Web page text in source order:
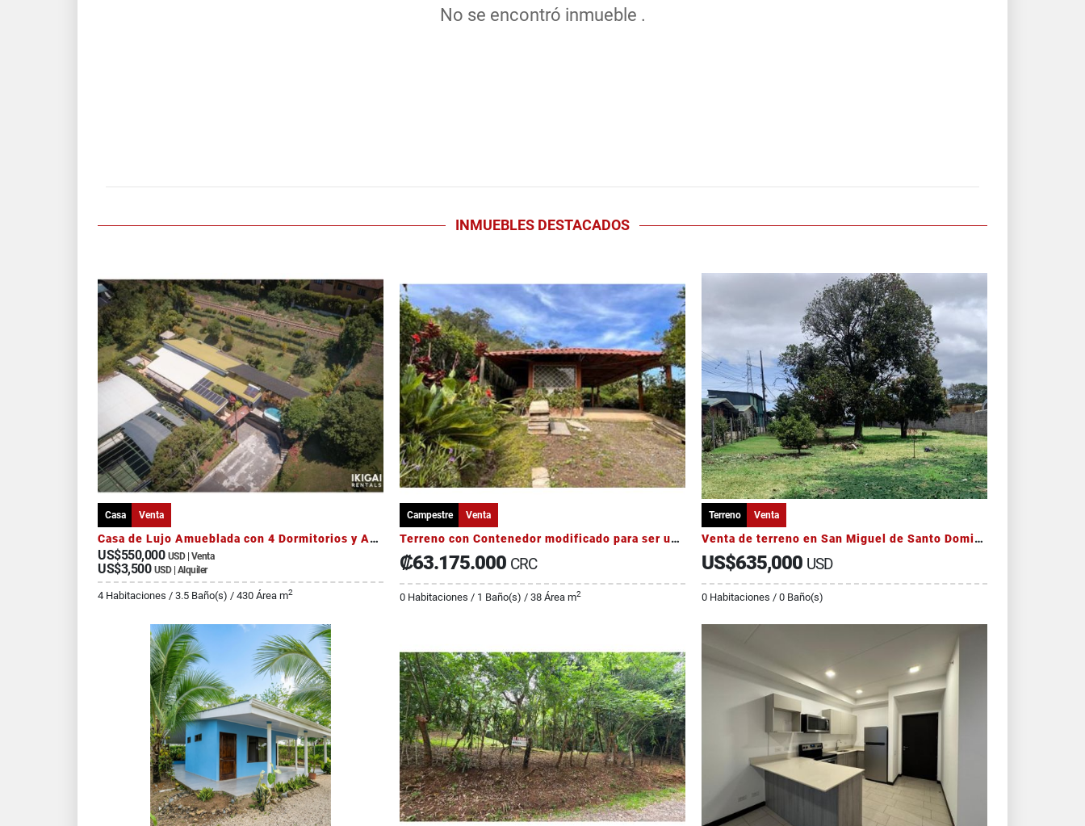
No se encontró inmueble .
INMUEBLES DESTACADOS
Casa Venta
Casa de Lujo Amueblada con 4 Dormitorios y Amplio Jardín
US$550,000 USD | Venta
US$3,500 USD | Alquiler
4 Habitaciones / 3.5 Baño(s) / 430 Área m2
Campestre Venta
Terreno con Contenedor modificado para ser usado como una Vivienda
₡63.175.000 CRC
0 Habitaciones / 1 Baño(s) / 38 Área m2
Terreno Venta
Venta de terreno en San Miguel de Santo Domingo de Heredia
US$635,000 USD
0 Habitaciones / 0 Baño(s)